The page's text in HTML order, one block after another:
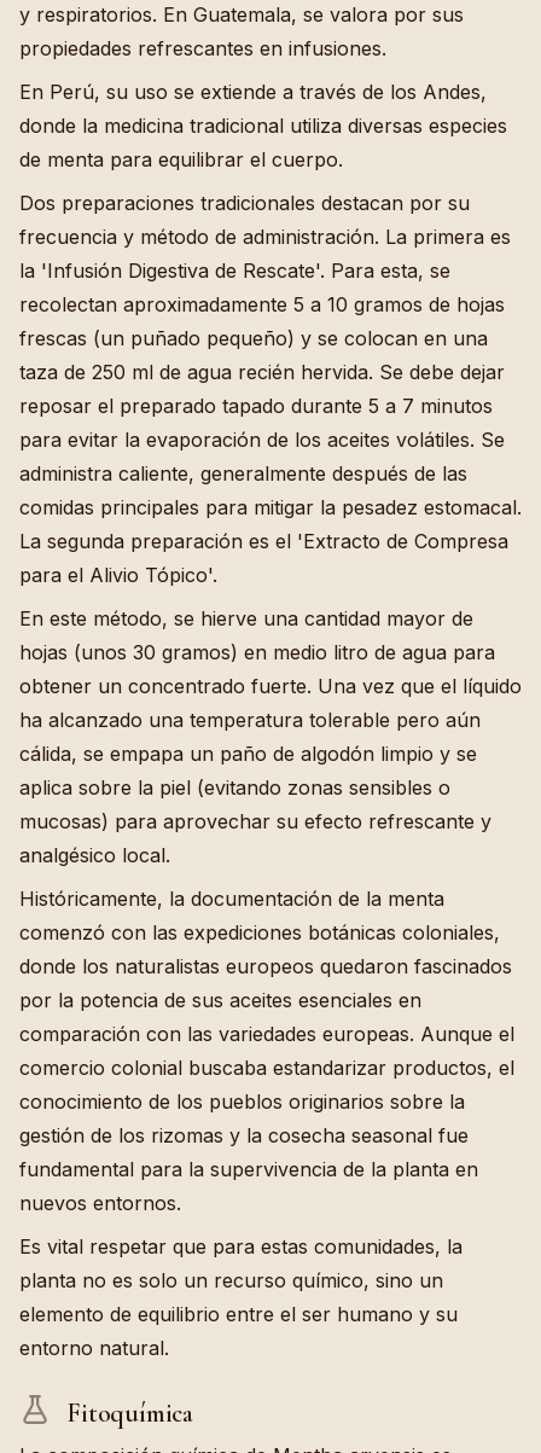
y respiratorios. En Guatemala, se valora por sus
propiedades refrescantes en infusiones.
En Perú, su uso se extiende a través de los Andes,
donde la medicina tradicional utiliza diversas especies
de menta para equilibrar el cuerpo.
Dos preparaciones tradicionales destacan por su
frecuencia y método de administración. La primera es
la 'Infusión Digestiva de Rescate'. Para esta, se
recolectan aproximadamente 5 a 10 gramos de hojas
frescas (un puñado pequeño) y se colocan en una
taza de 250 ml de agua recién hervida. Se debe dejar
reposar el preparado tapado durante 5 a 7 minutos
para evitar la evaporación de los aceites volátiles. Se
administra caliente, generalmente después de las
comidas principales para mitigar la pesadez estomacal.
La segunda preparación es el 'Extracto de Compresa
para el Alivio Tópico'.
En este método, se hierve una cantidad mayor de
hojas (unos 30 gramos) en medio litro de agua para
obtener un concentrado fuerte. Una vez que el líquido
ha alcanzado una temperatura tolerable pero aún
cálida, se empapa un paño de algodón limpio y se
aplica sobre la piel (evitando zonas sensibles o
mucosas) para aprovechar su efecto refrescante y
analgésico local.
Históricamente, la documentación de la menta
comenzó con las expediciones botánicas coloniales,
donde los naturalistas europeos quedaron fascinados
por la potencia de sus aceites esenciales en
comparación con las variedades europeas. Aunque el
comercio colonial buscaba estandarizar productos, el
conocimiento de los pueblos originarios sobre la
gestión de los rizomas y la cosecha seasonal fue
fundamental para la supervivencia de la planta en
nuevos entornos.
Es vital respetar que para estas comunidades, la
planta no es solo un recurso químico, sino un
elemento de equilibrio entre el ser humano y su
entorno natural.
Fitoquímica